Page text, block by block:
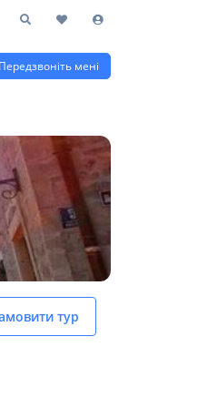
Передзвоніть мені
тур